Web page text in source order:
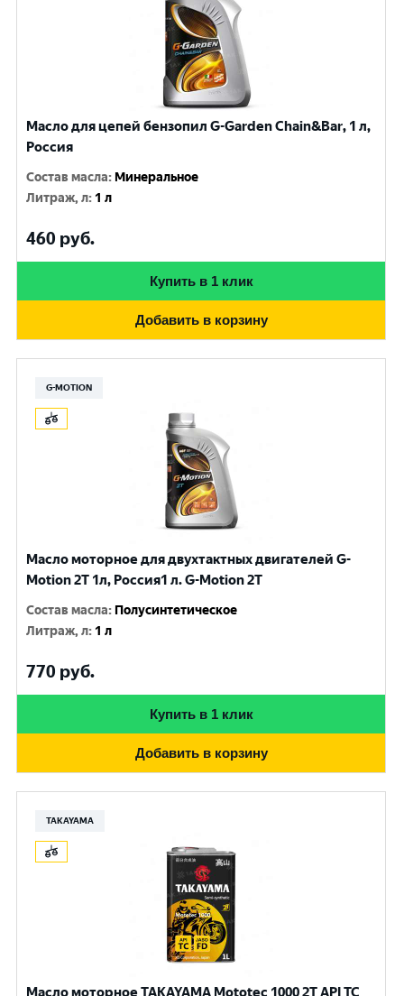
Масло для цепей бензопил G-Garden Chain&Bar, 1 л,
Россия
Состав масла: Минеральное
Литраж, л: 1 л
460 руб.
Купить в 1 клик
Добавить в корзину
G-MOTION
Масло моторное для двухтактных двигателей G-
Motion 2T 1л, Россия1 л. G-Motion 2T
Состав масла: Полусинтетическое
Литраж, л: 1 л
770 руб.
Купить в 1 клик
Добавить в корзину
TAKAYAMA
Масло моторное TAKAYAMA Mototec 1000 2T API TC